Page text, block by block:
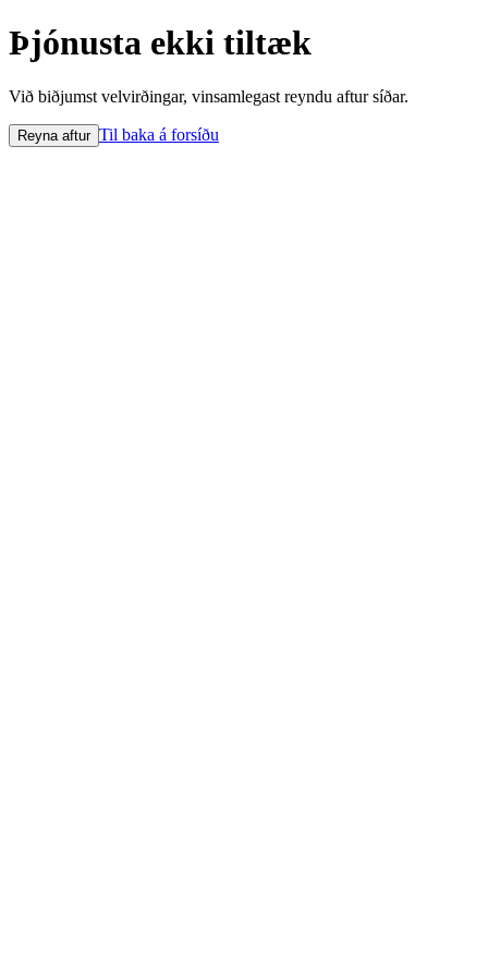
Þjónusta ekki tiltæk
Við biðjumst velvirðingar, vinsamlegast reyndu aftur síðar.
Reyna aftur Til baka á forsíðu